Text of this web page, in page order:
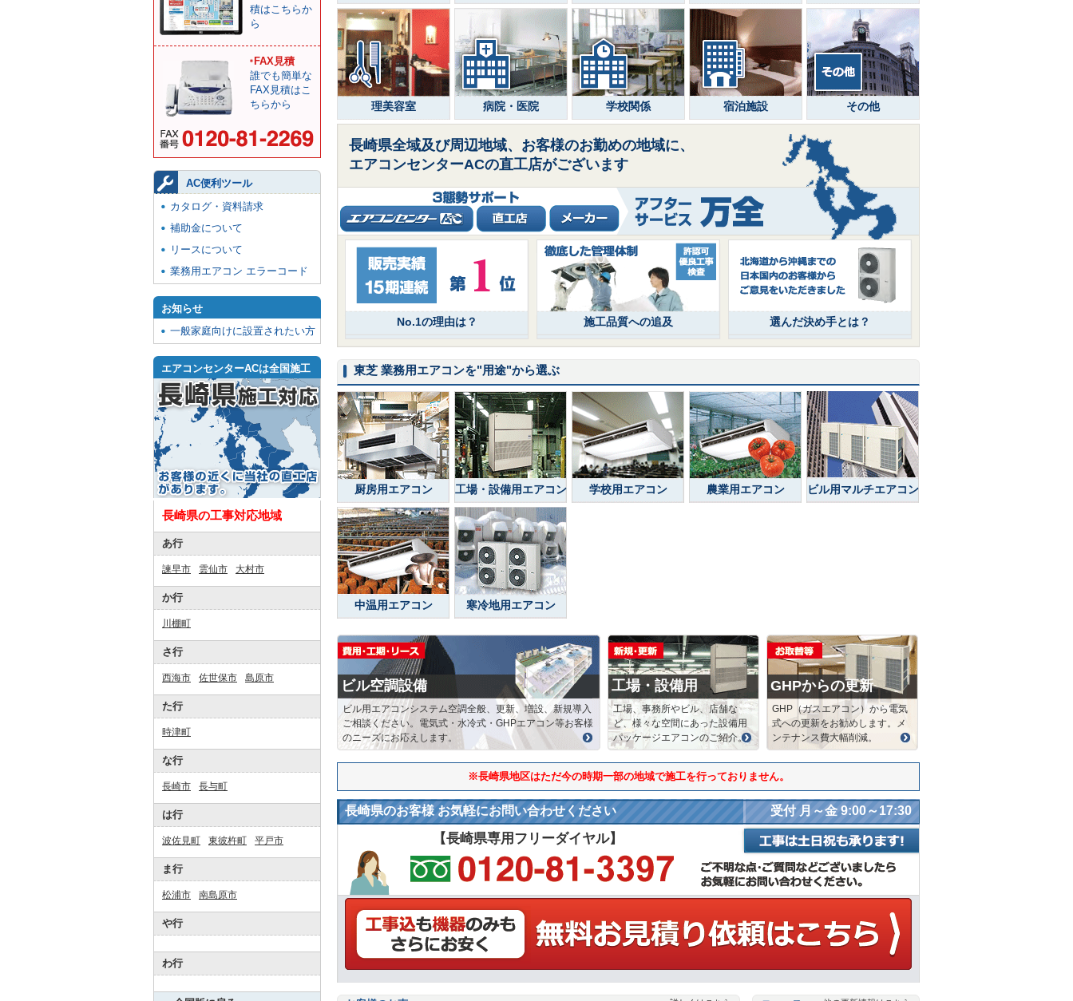
理美容室 病院・医院 学校関係 宿泊施設 その他
長崎県全域及び周辺地域、お客様のお勤めの地域に、
エアコンセンターACの直工店がございます
No.1の理由は？ 施工品質への追及 選んだ決め手とは？
東芝 業務用エアコンを"用途"から選ぶ
厨房用エアコン 工場・設備用エアコン 学校用エアコン 農業用エアコン ビル用マルチエアコン
中温用エアコン 寒冷地用エアコン
ビル空調設備
ビル用エアコンシステム空調全般、更新、増設、新規導入
ご相談ください。電気式・水冷式・GHPエアコン等お客様
のニーズにお応えします。
工場・設備用
工場、事務所やビル、店舗な
ど、様々な空間にあった設備用
パッケージエアコンのご紹介。
GHPからの更新
GHP（ガスエアコン）から電気
式への更新をお勧めします。メ
ンテナンス費大幅削減。
※長崎県地区はただ今の時期一部の地域で施工を行っておりません。
長崎県のお客様 お気軽にお問い合わせください 受付 月～金 9:00～17:30
【長崎県専用フリーダイヤル】
積はこちらか
ら
FAX見積
誰でも簡単な
FAX見積はこ
ちらから
AC便利ツール
カタログ・資料請求
補助金について
リースについて
業務用エアコン エラーコード
お知らせ
一般家庭向けに設置されたい方
エアコンセンターACは全国施工
長崎県の工事対応地域
あ行
諫早市 雲仙市 大村市
か行
川棚町
さ行
西海市 佐世保市 島原市
た行
時津町
な行
長崎市 長与町
は行
波佐見町 東彼杵町 平戸市
ま行
松浦市 南島原市
や行
わ行